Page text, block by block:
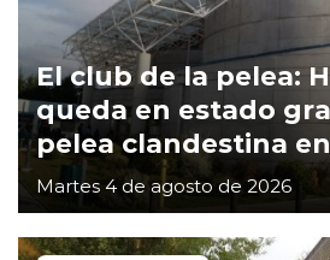
El club de la pelea:
queda en estado
pelea clandestina
Martes 4 de agosto de 2026